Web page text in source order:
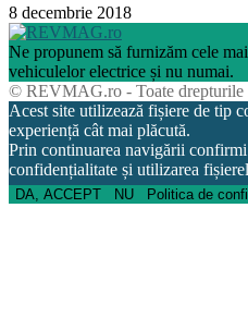
8 decembrie 2018
Ne propunem să furnizăm cele
vehiculelor electrice și nu numai.
© REVMAG.ro - Toate drepturile
Acest site utilizează fișiere de tip
experiență cât mai plăcută.
Prin continuarea navigării
confidențialitate și utilizarea
DA, ACCEPT NU Politica de